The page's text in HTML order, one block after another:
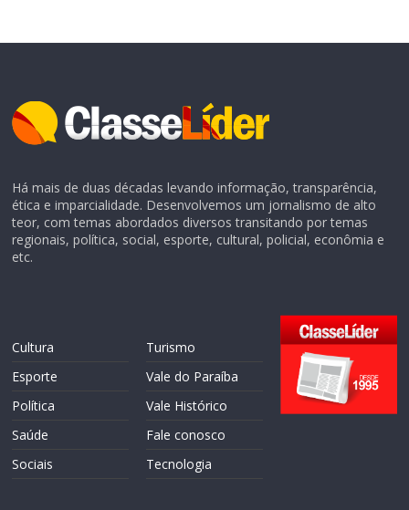
Há mais de duas décadas levando informação, transparência,
ética e imparcialidade. Desenvolvemos um jornalismo de alto
teor, com temas abordados diversos transitando por temas
regionais, política, social, esporte, cultural, policial, econômia e
etc.
Cultura
Esporte
Política
Saúde
Sociais
Turismo
Vale do Paraíba
Vale Histórico
Fale conosco
Tecnologia